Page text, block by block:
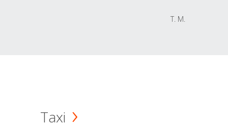
T. M.
Taxi